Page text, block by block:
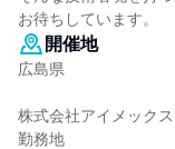
お待ちしています。
開催地
広島県
株式会社アイメックス
勤務地